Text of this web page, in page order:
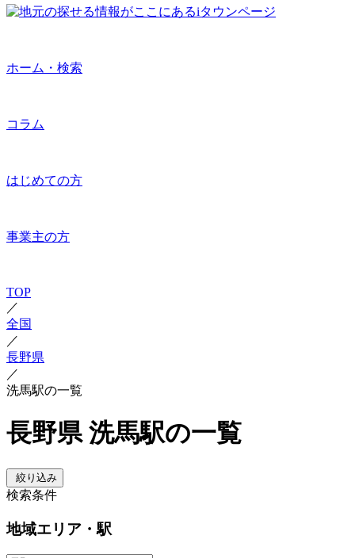
ホーム・検索
コラム
はじめての方
事業主の方
TOP
／
全国
／
長野県
／
洗馬駅の一覧
長野県 洗馬駅の一覧
絞り込み
検索条件
地域エリア・駅